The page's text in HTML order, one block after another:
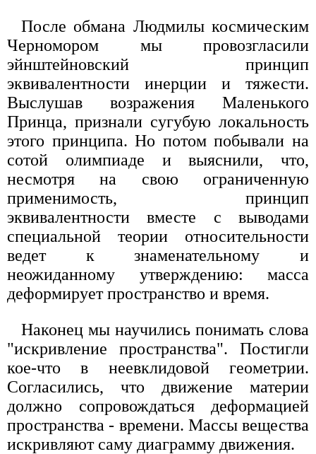
После обмана Людмилы космическим
Черномором мы провозгласили
эйнштейновский принцип
эквивалентности инерции и тяжести.
Выслушав возражения Маленького
Принца, признали сугубую локальность
этого принципа. Но потом побывали на
сотой олимпиаде и выяснили, что,
несмотря на свою ограниченную
применимость, принцип
эквивалентности вместе с выводами
специальной теории относительности
ведет к знаменательному и
неожиданному утверждению: масса
деформирует пространство и время.
Наконец мы научились понимать слова
"искривление пространства". Постигли
кое-что в неевклидовой геометрии.
Согласились, что движение материи
должно сопровождаться деформацией
пространства - времени. Массы вещества
искривляют саму диаграмму движения.